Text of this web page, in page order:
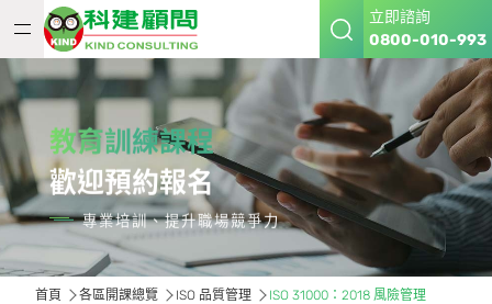
立即諮詢
0800-010-993
教育訓練課程
歡迎預約報名
專業培訓、提升職場競爭力
首頁 各區開課總覽 ISO 品質管理 ISO 31000：2018 風險管理